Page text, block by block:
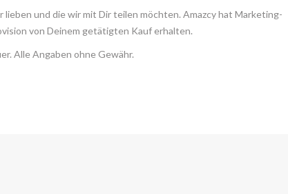
und die wir mit Dir teilen möchten. Amazcy hat Marketing-
von Deinem getätigten Kauf erhalten.
Alle Angaben ohne Gewähr.